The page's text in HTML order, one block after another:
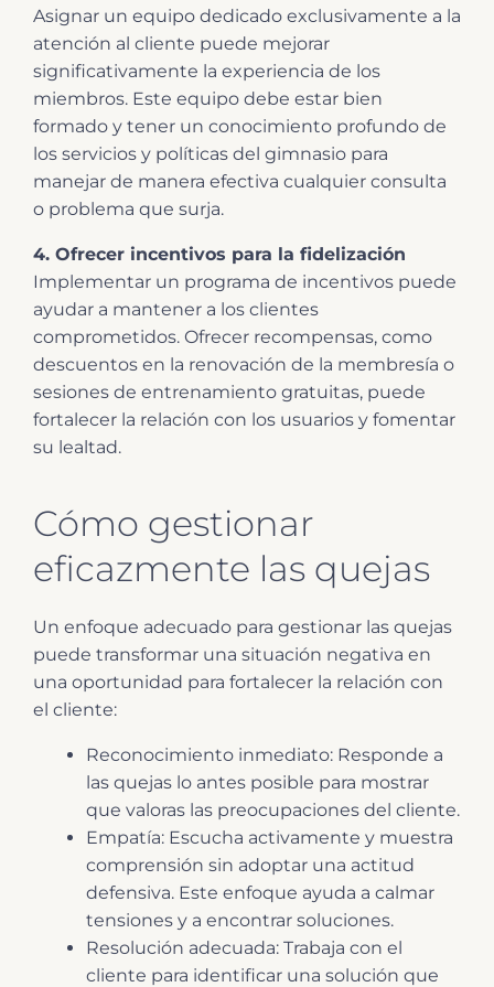
Asignar un equipo dedicado exclusivamente a la
atención al cliente puede mejorar
significativamente la experiencia de los
miembros. Este equipo debe estar bien
formado y tener un conocimiento profundo de
los servicios y políticas del gimnasio para
manejar de manera efectiva cualquier consulta
o problema que surja.
4. Ofrecer incentivos para la fidelización
Implementar un programa de incentivos puede
ayudar a mantener a los clientes
comprometidos. Ofrecer recompensas, como
descuentos en la renovación de la membresía o
sesiones de entrenamiento gratuitas, puede
fortalecer la relación con los usuarios y fomentar
su lealtad.
Cómo gestionar
eficazmente las quejas
Un enfoque adecuado para gestionar las quejas
puede transformar una situación negativa en
una oportunidad para fortalecer la relación con
el cliente:
Reconocimiento inmediato: Responde a
las quejas lo antes posible para mostrar
que valoras las preocupaciones del cliente.
Empatía: Escucha activamente y muestra
comprensión sin adoptar una actitud
defensiva. Este enfoque ayuda a calmar
tensiones y a encontrar soluciones.
Resolución adecuada: Trabaja con el
cliente para identificar una solución que